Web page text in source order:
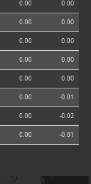
0.00 0.00
0.00 0.00
0.00 0.00
0.00 0.00
0.00 0.00
0.00 -0.01
0.00 -0.02
0.00 -0.01